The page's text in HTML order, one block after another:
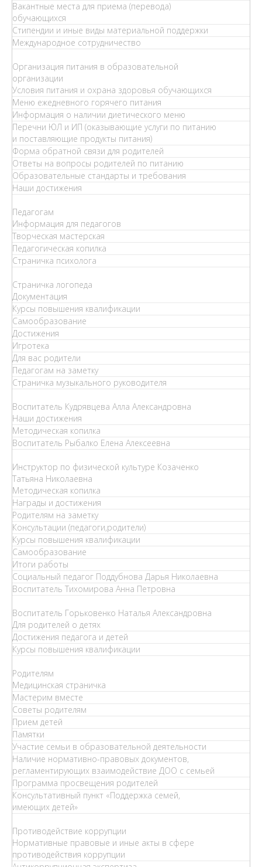
Вакантные места для приема (перевода)
обучающихся
Стипендии и иные виды материальной поддержки
Международное сотрудничество
Организация питания в образовательной
организации
Условия питания и охрана здоровья обучающихся
Меню ежедневного горячего питания
Информация о наличии диетического меню
Перечни ЮЛ и ИП (оказывающие услуги по питанию
и поставляющие продукты питания)
Форма обратной связи для родителей
Ответы на вопросы родителей по питанию
Образовательные стандарты и требования
Наши достижения
Педагогам
Информация для педагогов
Творческая мастерская
Педагогическая копилка
Страничка психолога
Страничка логопеда
Документация
Курсы повышения квалификации
Самообразование
Достижения
Игротека
Для вас родители
Педагогам на заметку
Страничка музыкального руководителя
Воспитатель Кудрявцева Алла Александровна
Наши достижения
Методическая копилка
Воспитатель Рыбалко Елена Алексеевна
Инструктор по физической культуре Козаченко
Татьяна Николаевна
Методическая копилка
Награды и достижения
Родителям на заметку
Консультации (педагоги,родители)
Курсы повышения квалификации
Самообразование
Итоги работы
Социальный педагог Поддубнова Дарья Николаевна
Воспитатель Тихомирова Анна Петровна
Воспитатель Горьковенко Наталья Александровна
Для родителей о детях
Достижения педагога и детей
Курсы повышения квалификации
Родителям
Медицинская страничка
Мастерим вместе
Советы родителям
Прием детей
Памятки
Участие семьи в образовательной деятельности
Наличие нормативно-правовых документов,
регламентирующих взаимодействие ДОО с семьей
Программа просвещения родителей
Консультативный пункт «Поддержка семей,
имеющих детей»
Противодействие коррупции
Нормативные правовые и иные акты в сфере
противодействия коррупции